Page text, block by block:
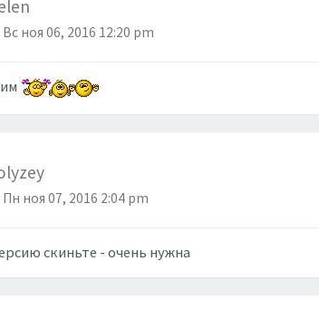
Вс ноя 06, 2016 12:20 pm
Пн ноя 07, 2016 2:04 pm
скиньте - очень нужна